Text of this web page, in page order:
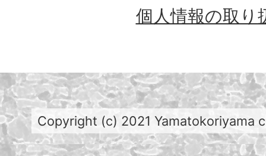
個人情報の取り
Copyright (c) 2021 Yamatokoriyama